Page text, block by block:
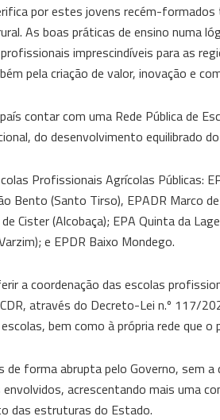
por estes jovens recém-
As boas práticas de ensino numa
imprescindíveis para as
pela criação de valor, inovação e
contar com uma Rede Pública de
do desenvolvimento equilibrado
Profissionais Agrícolas Públicas:
Bento (Santo Tirso), EPADR Marco
Cister (Alcobaça); EPA Quinta da
e EPDR Baixo Mondego.
a coordenação das escolas
através do Decreto-Lei n.º 117/
bem como à própria rede que
forma abrupta pelo Governo, sem
acrescentando mais uma
das estruturas do Estado.